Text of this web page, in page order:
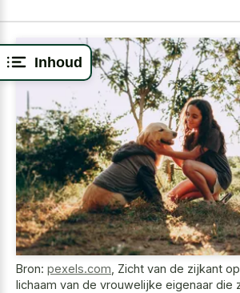
Inhoud
Bron: pexels.com Zicht van de zijkant
lichaam van de vrouwelijke eigenaar die